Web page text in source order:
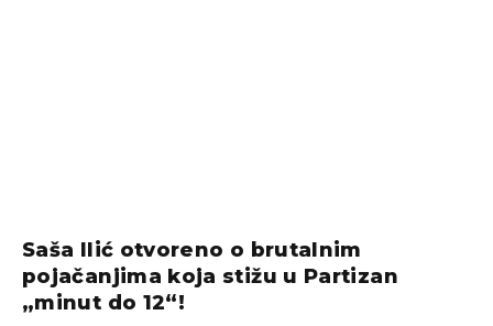
Saša Ilić otvoreno o brutalnim
pojačanjima koja stižu u Partizan
„minut do 12“!